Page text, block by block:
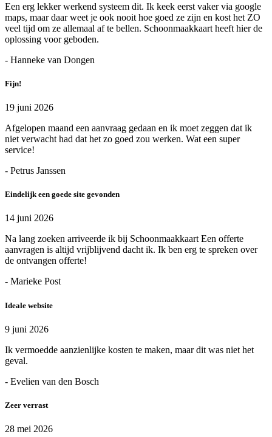
Een erg lekker werkend systeem dit. Ik keek eerst vaker via google
maps, maar daar weet je ook nooit hoe goed ze zijn en kost het ZO
veel tijd om ze allemaal af te bellen. Schoonmaakkaart heeft hier de
oplossing voor geboden.
- Hanneke van Dongen
Fijn!
19 juni 2026
Afgelopen maand een aanvraag gedaan en ik moet zeggen dat ik
niet verwacht had dat het zo goed zou werken. Wat een super
service!
- Petrus Janssen
Eindelijk een goede site gevonden
14 juni 2026
Na lang zoeken arriveerde ik bij Schoonmaakkaart Een offerte
aanvragen is altijd vrijblijvend dacht ik. Ik ben erg te spreken over
de ontvangen offerte!
- Marieke Post
Ideale website
9 juni 2026
Ik vermoedde aanzienlijke kosten te maken, maar dit was niet het
geval.
- Evelien van den Bosch
Zeer verrast
28 mei 2026